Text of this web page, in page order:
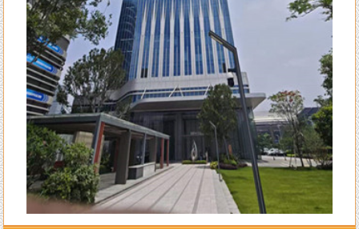
全网找了个遍，还是陈洲老师的学术水平高，难怪陈老师名号响彻整个潮
汕甚至海内外多地！
来自李先生的评价：
不得承认老师的水平高，上个月找老师调理一下住宅风水，这个月的运势
就开始转变得顺利了，生意也兴旺起来了。给一百个赞
来自王小姐的评价：
大师就是大师的水平，看风水不只是遵循古法，而且科学实用，我只信任
陈洲先生！
来自孙先生的评价：
找陈洲老师先生算八字算流年已有13个年头了，每一年的运势都算得很
准，老师算我去年八月会有一次意外破财，真的应时就被诈骗了一笔不小
不大的钱。